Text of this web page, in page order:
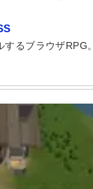
るブラウザRPG。